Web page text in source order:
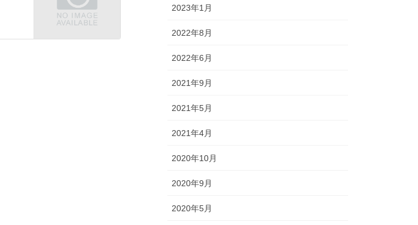
2023年1月
2022年8月
2022年6月
2021年9月
2021年5月
2021年4月
2020年10月
2020年9月
2020年5月